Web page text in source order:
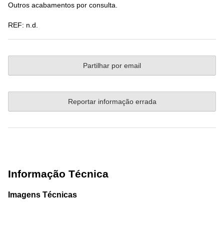
Outros acabamentos por consulta.
REF: n.d.
Partilhar por email
Reportar informação errada
Informação Técnica
Imagens Técnicas